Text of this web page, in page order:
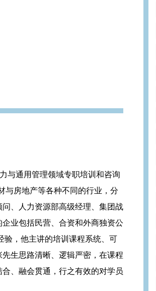
与通用管理领域专职培训和咨询
与房地产等各种不同的行业，分
、人力资源部高级经理、集团战
业包括民营、合资和外商独资公
，他主讲的培训课程系统、可
生思路清晰、逻辑严密，在课程
、融会贯通，行之有效的对学员